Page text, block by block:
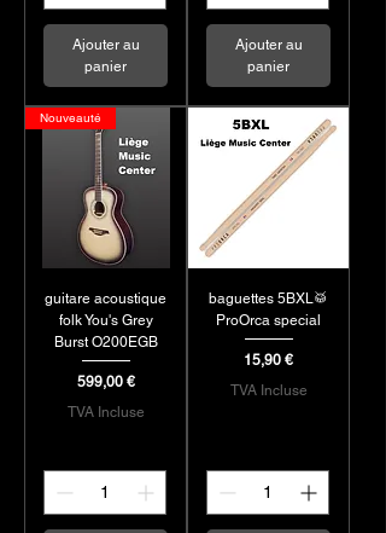
nouvelles gammes
d'harmonicas et
d'instruments à vent sont
parfaite
Ajouter au
panier
Ajouter au
panier
Nouveauté
guitare acoustique
folk You's Grey
Burst O200EGB
Prix
599,00 €
TVA Incluse
baguettes 5BXL🥁
ProOrca special
Prix
15,90 €
TVA Incluse